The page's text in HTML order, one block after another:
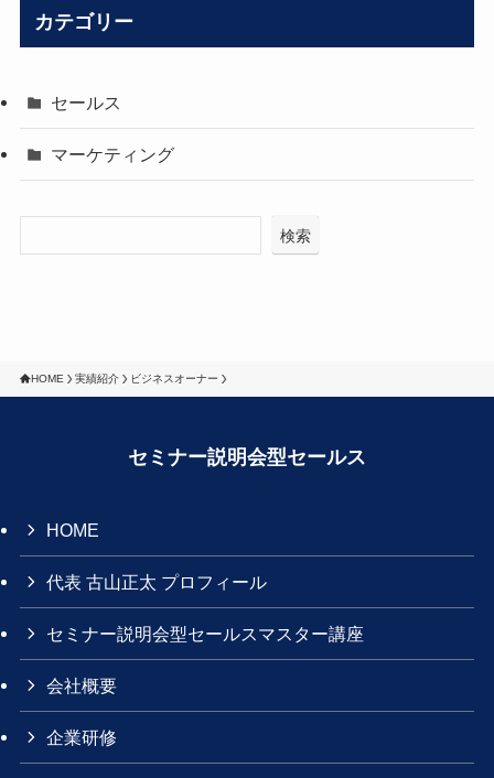
カテゴリー
セールス
マーケティング
検索
HOME 実績紹介 ビジネスオーナー
セミナー説明会型セールス
HOME
代表 古山正太 プロフィール
セミナー説明会型セールスマスター講座
会社概要
企業研修